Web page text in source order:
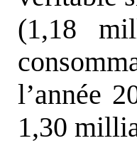
(1,18
l’année
1,30